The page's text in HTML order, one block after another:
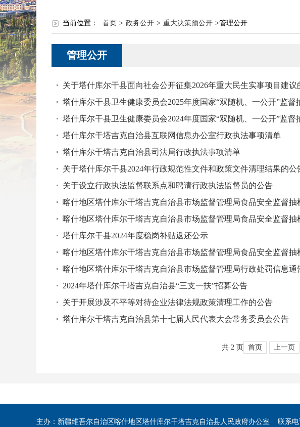
当前位置： 首页 > 政务公开 > 重大决策预公开 >管理公开
管理公开
关于塔什库尔干县面向社会公开征集2026年重大民生实事项目建
塔什库尔干县卫生健康委员会2025年度国家“双随机、一公开”监
塔什库尔干县卫生健康委员会2024年度国家“双随机、一公开”监督
塔什库尔干塔吉克自治县互联网信息办公室行政执法事项清单
塔什库尔干塔吉克自治县司法局行政执法事项清单
关于塔什库尔干县2024年行政规范性文件和政策文件清理结果的公
关于设立行政执法监督联系点和聘请行政执法监督员的公告
喀什地区塔什库尔干塔吉克自治县市场监督管理局食品安全监督抽
喀什地区塔什库尔干塔吉克自治县市场监督管理局食品安全监督抽
塔什库尔干县2024年度稳岗补贴返还公示
喀什地区塔什库尔干塔吉克自治县市场监督管理局食品安全监督抽
喀什地区塔什库尔干塔吉克自治县市场监督管理局行政处罚信息通
2024年塔什库尔干塔吉克自治县“三支一扶”招募公告
关于开展涉及不平等对待企业法律法规政策清理工作的公告
塔什库尔干塔吉克自治县第十七届人民代表大会常务委员会公告
共 2 页 首页 上一页
主办：新疆维吾尔自治区喀什地区塔什库尔干塔吉克自治县人民政府办公室 联系电